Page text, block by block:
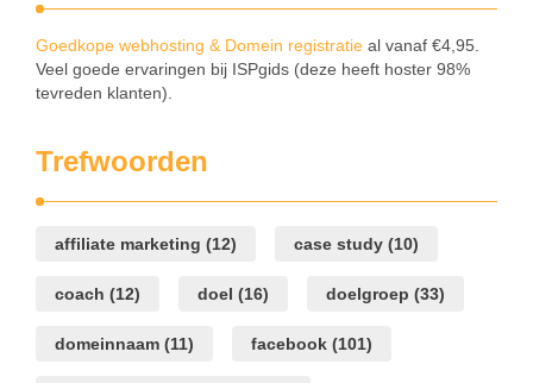
Goedkope webhosting & Domein registratie al vanaf €4,95.
Veel goede ervaringen bij ISPgids (deze heeft hoster 98%
tevreden klanten).
Trefwoorden
affiliate marketing (12) case study (10)
coach (12) doel (16) doelgroep (33)
domeinnaam (11) facebook (101)